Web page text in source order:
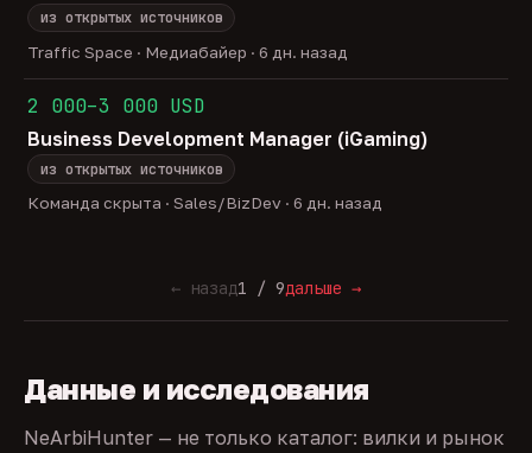
из открытых источников
Traffic Space · Медиабайер · 6 дн. назад
2 000–3 000 USD
Business Development Manager (iGaming)
из открытых источников
Команда скрыта · Sales/BizDev · 6 дн. назад
← назад1 / 9дальше →
Данные и исследования
NeArbiHunter — не только каталог: вилки и рынок